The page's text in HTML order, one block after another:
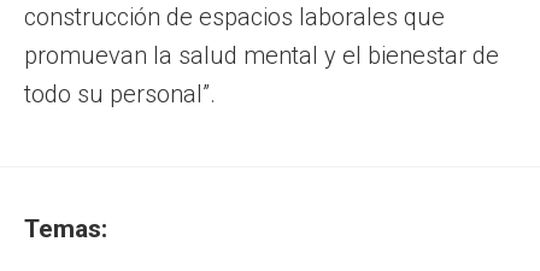
construcción de espacios laborales que
promuevan la salud mental y el bienestar de
todo su personal”.
Temas: